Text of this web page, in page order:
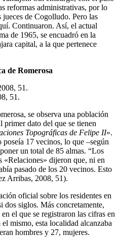
reformas administrativas, por lo
jueces de Cogolludo. Pero las
Continuaron. Así, el actual
de 1965, se encuadró en la
capital, a la que pertenece
de Romerosa
51.
se observa una población
dato del que se tienen
Topográficas de Felipe II».
17 vecinos, lo que –según
un total de 85 almas. “Los
«Relaciones» dijeron que, ni en
pasado de los 20 vecinos. Esto
Arribas, 2008, 51).
oficial sobre los residentes en
dos siglos. Más concretamente,
el que se registraron las cifras en
mismo, esta localidad alcanzaba
hombres y 27, mujeres.